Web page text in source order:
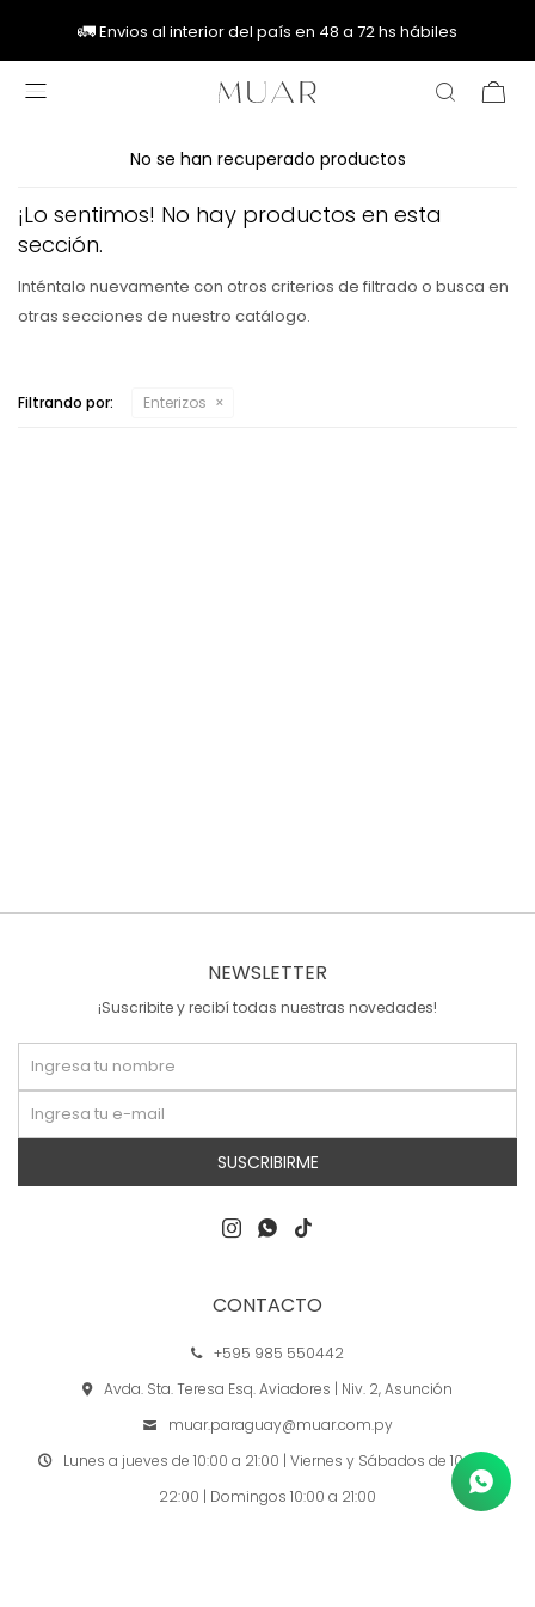
🚛
🚚
🚛Envios al interior del país en 48 a 72 hs hábiles
🚚

No se han recuperado productos
¡Lo sentimos! No hay productos en esta
sección.
Inténtalo nuevamente con otros criterios de filtrado o busca en
otras secciones de nuestro catálogo.
Filtrando por: Enterizos
CONTACTO
+595 985 550442
Avda. Sta. Teresa Esq. Aviadores | Niv. 2, Asunción
muar.paraguay@muar.com.py
Lunes a jueves de 10:00 a 21:00 | Viernes y Sábados de 10:00 a
22:00 | Domingos 10:00 a 21:00
NEWSLETTER
¡Suscribite y recibí todas nuestras novedades!
SUSCRIBIRME
  